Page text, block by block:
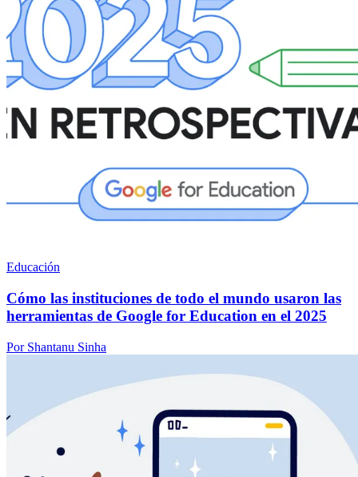
Educación
Cómo las instituciones de todo el mundo usaron las
herramientas de Google for Education en el 2025
Por Shantanu Sinha